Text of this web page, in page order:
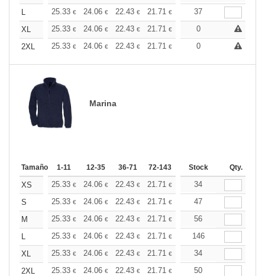
L
25.33 € 24.06 € 22.43 € 21.71 € 20.62€
37
XL
25.33 € 24.06 € 22.43 € 21.71 € 20.62 €
0
2XL
25.33 € 24.06 € 22.43 € 21.71 € 20.62 €
0
Marina
Tamaño 1-11 12-35 36-71 72-143 144-287 288 +
Stock Qty.
XS 25.33 € 24.06 € 22.43 € 21.71 € 20.62€
34
S
25.33 € 24.06 € 22.43 € 21.71 € 20.62€
47
M
25.33 € 24.06 € 22.43 € 21.71 € 20.62€
56
L
25.33 € 24.06 € 22.43 € 21.71 € 20.62€
146
XL
25.33 € 24.06 € 22.43 € 21.71 € 20.62€
34
2XL
25.33 € 24.06 € 22.43 € 21.71 € 20.62€
50